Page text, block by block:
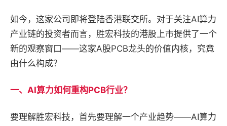
如今，这家公司即将登陆香港联交所。对于关注AI算力
产业链的投资者而言，胜宏科技的港股上市提供了一个
新的观察窗口——这家A股PCB龙头的价值内核，究竟
由什么构成？
一、 AI算力如何重构PCB行业？
要理解胜宏科技，首先要理解一个产业趋势——AI算力